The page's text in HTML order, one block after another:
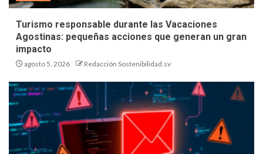
Turismo responsable durante las Vacaciones
Agostinas: pequeñas acciones que generan un gran
impacto
agosto 5, 2026 Redacción Sostenibilidad.sv